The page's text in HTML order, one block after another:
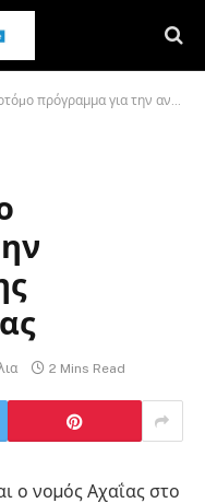
για την αντιµετώπιση της ενδοσχολικής βίας
2 Mins Read
ο νοµός Αχαΐας στο